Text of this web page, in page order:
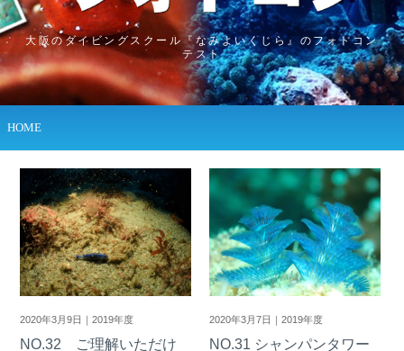
ッ
プ
大阪のダイビングスクール『なみよいくじら』のフォトコン
テスト
HOME
2020年3月9日｜2019年度
NO.32 ご理解いただけ
2020年3月7日｜2019年度
NO.31 シャンパンタワー